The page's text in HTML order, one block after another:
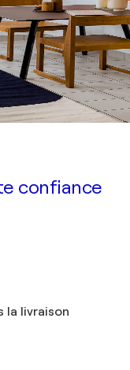
confiance
la livraison